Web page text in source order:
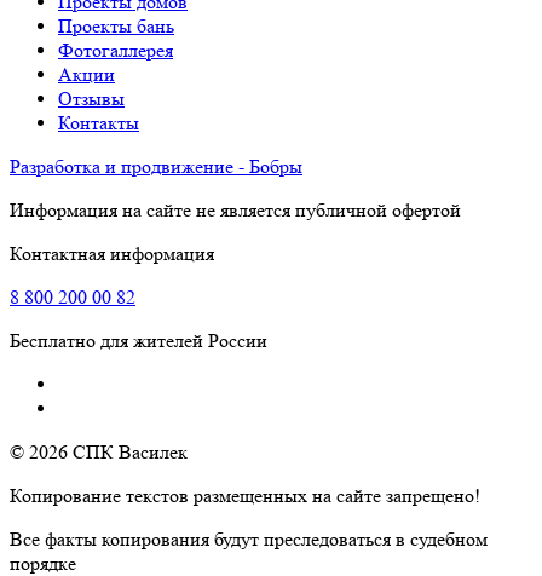
Проекты бань
Фотогаллерея
Акции
Отзывы
Контакты
Разработка и продвижение - Бобры
Информация на сайте не является публичной офертой
Контактная информация
8 800 200 00 82
Бесплатно для жителей России
© 2026 СПК Василек
Копирование текстов размещенных на сайте запрещено!
Все факты копирования будут преследоваться в судебном
порядке